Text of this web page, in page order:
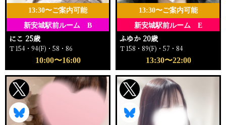
新安城駅前ルーム B
13:30〜ご案内可能
にこ 25歳
Ｔ154・94(F)・58・86
10:00〜16:00
新安城駅前ルーム E
13:30〜ご案内可能
ふゆか 20歳
Ｔ158・89(F)・57・84
13:30〜22:00